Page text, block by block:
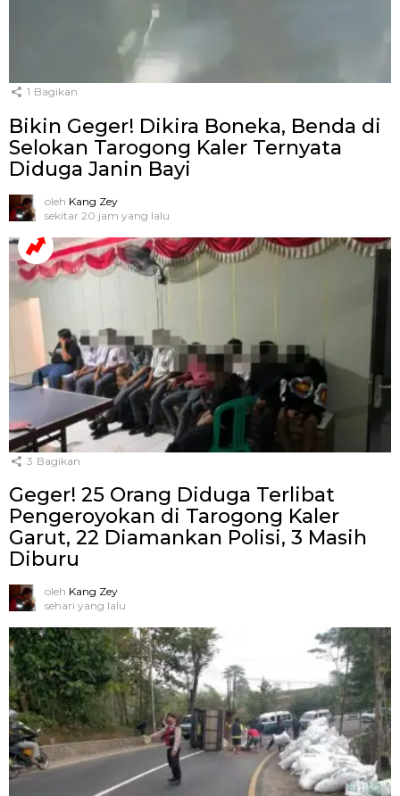
1 Bagikan
Bikin Geger! Dikira Boneka, Benda di
Selokan Tarogong Kaler Ternyata
Diduga Janin Bayi
oleh Kang Zey
sekitar 20 jam yang lalu
3 Bagikan
Geger! 25 Orang Diduga Terlibat
Pengeroyokan di Tarogong Kaler
Garut, 22 Diamankan Polisi, 3 Masih
Diburu
oleh Kang Zey
sehari yang lalu